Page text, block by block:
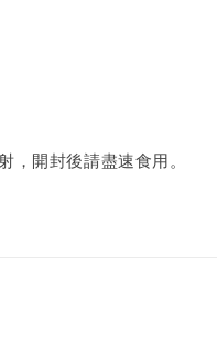
開封後請盡速食用。